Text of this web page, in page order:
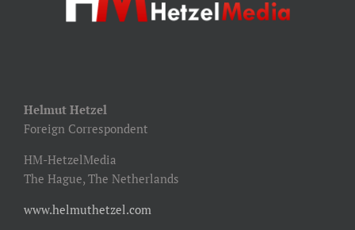
Helmut Hetzel
Foreign Correspondent
HM-HetzelMedia
The Hague, The Netherlands
www.helmuthetzel.com